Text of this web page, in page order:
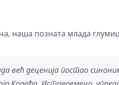
наша позната млада
већ деценија постао